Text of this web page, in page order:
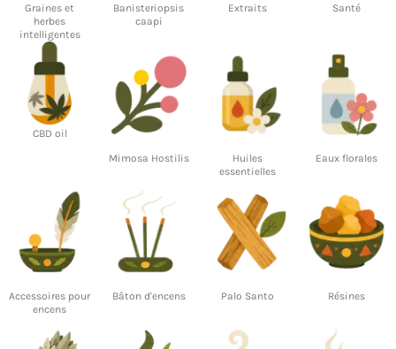
Graines et
herbes
intelligentes
Banisteriopsis
caapi
Extraits Santé
CBD oil
Mimosa Hostilis
Huiles
essentielles
Eaux florales
Accessoires pour
encens
Bâton d'encens Palo Santo Résines